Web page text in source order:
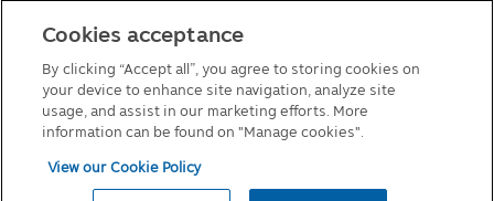
การใช้รหัสผ่าน
ความรับผิดชอบในการเก็บดูแลรหัสผ่านนั้นเป็น
สิ่งที่ลูกค้าต้องรับผิดชอบ โปรดแน่ใจว่ารหัส
ผ่านของท่านไม่ได้ถูกเปิดเผยต่อบุคคลอื่นๆ ไม่
ว่าในเวลาและสถานการณ์ใด กรุณาแจ้งทางบริ
ษัทฯ ทันทีที่พบว่ามีการใช้รหัสผ่านโดยที่ไม่ได้รับ
อนุญาตจากท่านหรือมีการละเมิดความปลอดภัย
คู่มือการลงทุนในกองทุนที่มีสิทธิประโยชน์ทางภาษี
แบบฟอร์มต่างๆ
นโยบายเกี่ยวกับคุกกี้
© 2026 Principal Asset Management Co.,Ltd
Cookies acceptance
By clicking “Accept all”, you agree to storing cookies on
your device to enhance site navigation, analyze site
usage, and assist in our marketing efforts. More
information can be found on "Manage cookies".
View our Cookie Policy